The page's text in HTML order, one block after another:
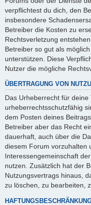
verpflichtest du dich, den
insbesondere
Betreiber die Kosten zu
Rechtsverletzung
Betreiber so gut als
unterstützen. Diese
Nutzer die mögliche
ÜBERTRAGUNG VON
Das Urheberrecht für
urheberrechtsschutzfähig
dem Posten deines
Betreiber aber das Recht
dauerhaft, auch über die
diesem Forum vorzuhalten
Interessengemeinschaft
nutzen. Zusätzlich hat der
Nutzungsvertrags hinaus,
zu löschen, zu bearbeiten,